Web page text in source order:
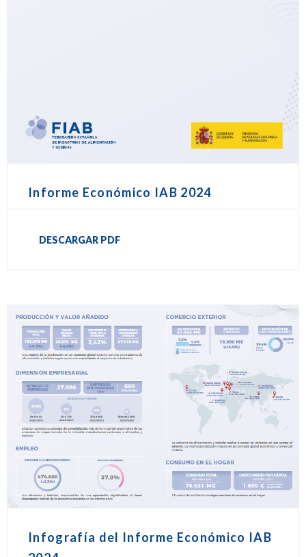
Informe Económico IAB 2024
DESCARGAR PDF
Infografía del Informe Económico IAB